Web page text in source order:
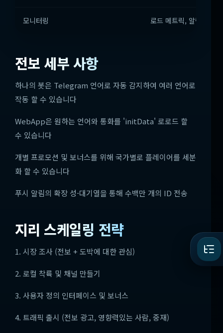
모니터링 로드 메트릭, 알림, 오류
전보 세부 사항
하나의 봇은 Telegram 언어로 자동 감지하여 여러 언어로
작동 할 수 있습니다
WebApp은 원하는 언어와 통화를 'initData' 로로드 할
수 있습니다
개별 프로모션 및 보너스를 위해 국가별로 플레이어를 세분
화 할 수 있습니다
푸시 알림의 확장 성-대기열을 통해 수백만 개의 ID 전송
지리 스케일링 전략
1. 시장 조사 (전보 + 도박에 대한 관심)
2. 로컬 착륙 및 채널 만들기
3. 사용자 정의 인터페이스 및 보너스
4. 트래픽 출시 (전보 광고, 영향력있는 사람, 중재)